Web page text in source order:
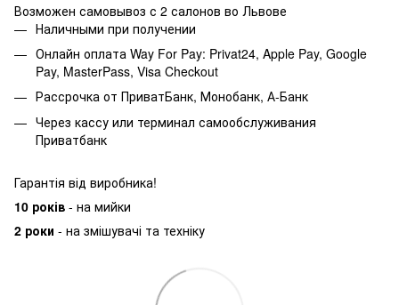
Возможен самовывоз с 2 салонов во Львове
Наличными при получении
Онлайн оплата Way For Pay: Privat24, Apple Pay, Google
Pay, MasterPass, Visa Checkout
Рассрочка от ПриватБанк, Монобанк, А-Банк
Через кассу или терминал самообслуживания
Приватбанк
Гарантія від виробника!
10 років - на мийки
2 роки - на змішувачі та техніку